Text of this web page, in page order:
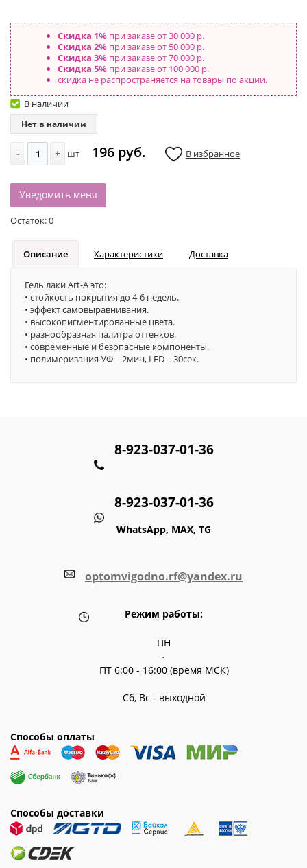
Скидка 1%при заказе от 30 000 р.
Скидка 2%при заказе от 50 000 р.
Скидка 3%при заказе от 70 000 р.
Скидка 5%при заказе от 100 000 р.
скидка не распространяется на товары по акции.
В наличии
Нет в наличии
- + шт 196 руб. В избранное
Уведомить меня
Остаток:0
Описание Характеристики Доставка
Гель лаки Art-A это:
• стойкость покрытия до 4-6 недель.
• эффект самовыравнивания.
• высокопигментированные цвета.
• разнообразная палитра оттенков.
• современные и безопасные компоненты.
• полимеризация УФ – 2мин, LED – 30сек.
8-923-037-01-36
8-923-037-01-36
WhatsApp, MAX, TG
optomvigodno.rf@yandex.ru
Режим работы:
ПН
-
ПТ 6:00 - 16:00 (время МСК)
Сб, Вс - выходной
Способы оплаты
Способы доставки